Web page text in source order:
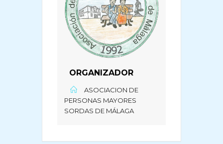
ORGANIZADOR
ASOCIACION DE
PERSONAS MAYORES
SORDAS DE MÁLAGA